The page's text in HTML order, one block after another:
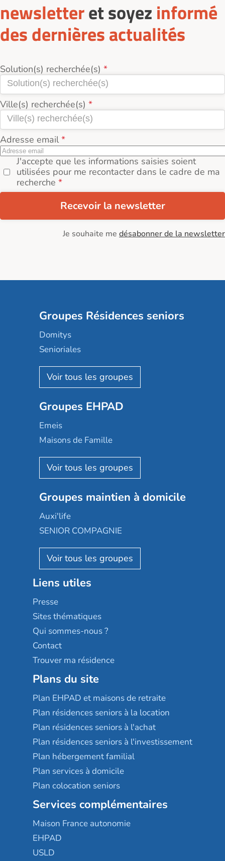
newsletteret soyez informé
des dernières actualités
Solution(s) recherchée(s)
Ville(s) recherchée(s)
Adresse email
J'accepte que les informations saisies soient
utilisées pour me recontacter dans le cadre de ma
recherche
Recevoir la newsletter
Je souhaite me désabonner de la newsletter
Groupes Résidences seniors
Domitys
Senioriales
Nohée
Les Résidentiels
Mobicap
Domusvi
Happy Senior
Aquarelia
Nexity edenea
Les jardins d'Arcadie
Occitalia
Appartseniors
Reseda
Stella management
Les villages d'or
Sérénys
Résidences services Villa Médicis
Groupes EHPAD
Emeis
Maisons de Famille
Korian
Emera
Groupe SOS
Le Noble Âge
Almage
Résidalya
Groupe aplus
Groupes maintien à domicile
Auxi'life
SENIOR COMPAGNIE
AGE D'OR Services
Liens utiles
Presse
Sites thématiques
Qui sommes-nous ?
Contact
Trouver ma résidence
Plans du site
Plan EHPAD et maisons de retraite
Plan résidences seniors à la location
Plan résidences seniors à l'achat
Plan résidences seniors à l'investissement
Plan hébergement familial
Plan services à domicile
Plan colocation seniors
Services complémentaires
Maison France autonomie
EHPAD
USLD